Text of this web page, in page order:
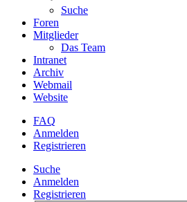
Suche
Foren
Mitglieder
Das Team
Intranet
Archiv
Webmail
Website
FAQ
Anmelden
Registrieren
Suche
Anmelden
Registrieren